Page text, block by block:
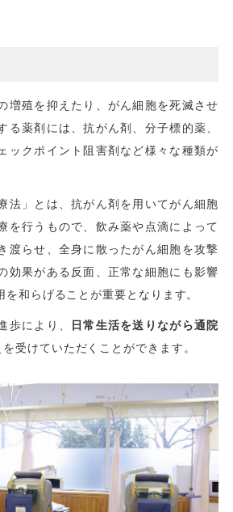
増殖を抑えたり、がん細胞を死滅させ
る薬剤には、抗がん剤、分子標的薬、
ックポイント阻害剤など様々な種類が
法」とは、抗がん剤を用いてがん細胞
を行うもので、飲み薬や点滴によって
渡らせ、全身に散ったがん細胞を攻撃
効果がある反面、正常な細胞にも影響
和らげることが重要となります。
歩により、
日常生活を送りながら通院
を受けていただくことができます。